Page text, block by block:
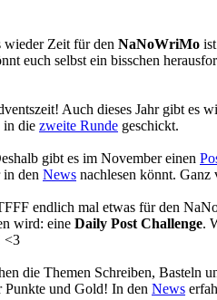
wieder Zeit für den NaNoWriMo
euch selbst ein bisschen
Auch dieses Jahr gibt es
in die zweite Runde geschickt.
gibt es im November einen
in den News nachlesen könnt. Ganz
endlich mal etwas für den
wird: eine Daily Post Challenge.
<3
die Themen Schreiben, Basteln
und Gold! In den News